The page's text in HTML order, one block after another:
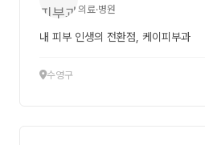
의료·병원
내 피부 인생의 전환점, 케이피부과
수영구